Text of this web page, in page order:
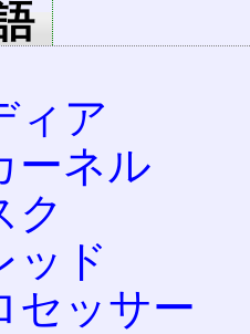
ィア
ーネル
ク
ッド
セッサー